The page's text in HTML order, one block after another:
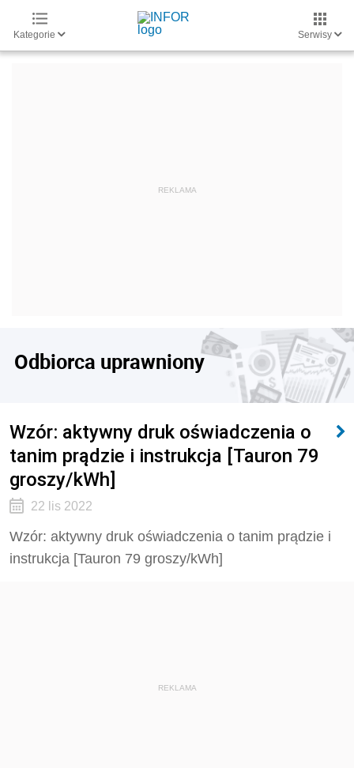
Kategorie Serwisy
Odbiorca uprawniony
Wzór: aktywny druk oświadczenia o
tanim prądzie i instrukcja [Tauron 79
groszy/kWh]
22 lis 2022
Wzór: aktywny druk oświadczenia o tanim prądzie i
instrukcja [Tauron 79 groszy/kWh]
REKLAMA